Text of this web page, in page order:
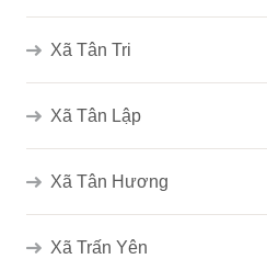
Xã Tân Tri
Xã Tân Lập
Xã Tân Hương
Xã Trấn Yên